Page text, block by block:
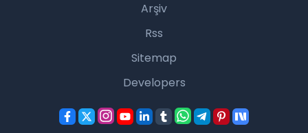
Arşiv
Rss
Sitemap
Developers